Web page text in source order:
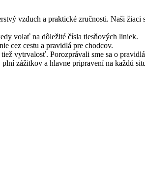
vzduch a praktické zručnosti. Naši
volať na dôležité čísla tiesňových liniek.
cez cestu a pravidlá pre chodcov.
vytrvalosť. Porozprávali sme sa o
zážitkov a hlavne pripravení na každú